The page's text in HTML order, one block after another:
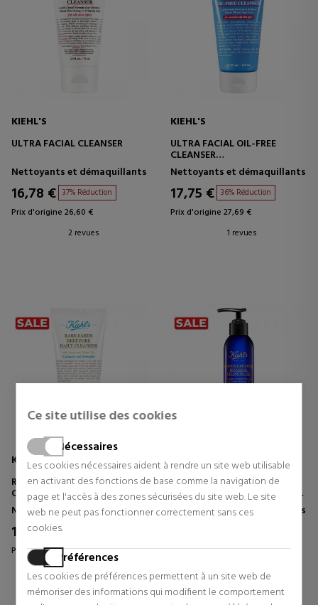
Ce site utilise des cookies
Nécessaires
Les cookies nécessaires aident à rendre un site web utilisable
en activant des fonctions de base comme la navigation de
page et l'accès à des zones sécurisées du site web. Le site
web ne peut pas fonctionner correctement sans ces
cookies.
Préférences
Les cookies de préférences permettent à un site web de
mémoriser des informations qui modifient le comportement
KIEHL'S
ULTRA FACIAL CLEANSER
Nettoyants et démaquillants
16,78 € 37% Réduction
Prix d'origine 26,60 €
2 revues
KIEHL'S
ULTRA FACIAL OIL-FREE
CLEANSER
NETTOYANT VISAGE POUR
PEAUX GRASSES
Nettoyants et démaquillants
17,75 € 36% Réduction
Prix d'origine 27,69 €
1 revues
KIEHL'S
RARE EARTH DEEP PORE DAILY
CLEANSER
NETTOYANT VISAGE
Nettoyants et démaquillants
19,64 €
Prix d'origine 30,93 €
3 revues
KIEHL'S
MIDNIGHT RECOVERY
BOTANICAL CLEANSING OIL
HUILE NETTOYANTE POUR LE
VISAGE
Nettoyants et démaquillants
Prix d'origine 39,58 €
7 revues